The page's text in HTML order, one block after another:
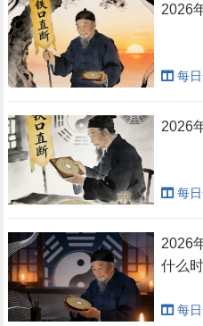
2026
每
2026
每
2026
什么
每